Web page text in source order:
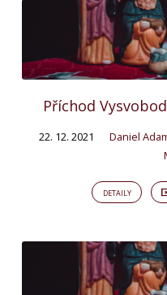
Příchod
22. 12. 2021 Daniel
DETAILY